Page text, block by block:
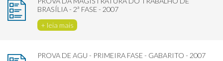
BRASÍLIA - 2ª FASE - 2007
+ leia mais
PROVA DE AGU - PRIMEIRA FASE - GABARITO - 2007